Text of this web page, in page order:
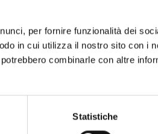
per fornire funzionalità dei
in cui utilizza il nostro sito con i
combinarle con altre
Statistiche
STAGE S n. 6